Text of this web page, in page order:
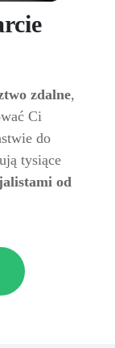
zdalne,
Ci
do
tysiące
od